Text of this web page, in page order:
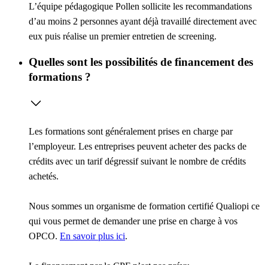
L’équipe pédagogique Pollen sollicite les recommandations
d’au moins 2 personnes ayant déjà travaillé directement avec
eux puis réalise un premier entretien de screening.
Quelles sont les possibilités de financement des
formations ?
Les formations sont généralement prises en charge par
l’employeur. Les entreprises peuvent acheter des packs de
crédits avec un tarif dégressif suivant le nombre de crédits
achetés.
Nous sommes un organisme de formation certifié Qualiopi ce
qui vous permet de demander une prise en charge à vos
OPCO. En savoir plus ici.